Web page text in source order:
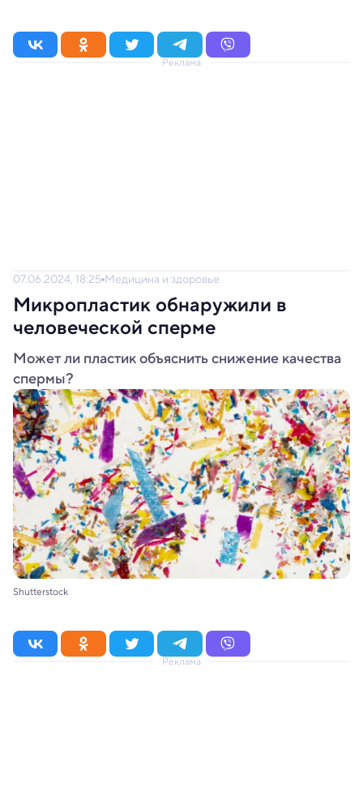
Реклама
07.06.2024, 18:25 Медицина и здоровье
Микропластик обнаружили в
человеческой сперме
Может ли пластик объяснить снижение качества
спермы?
Shutterstock
Реклама